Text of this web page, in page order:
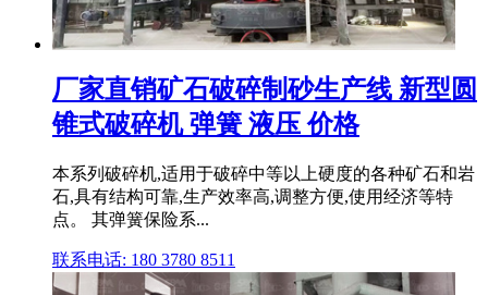
厂家直销矿石破碎制砂生产线 新型圆
锥式破碎机 弹簧 液压 价格
本系列破碎机,适用于破碎中等以上硬度的各种矿石和岩
石,具有结构可靠,生产效率高,调整方便,使用经济等特
点。 其弹簧保险系...
联系电话: 180 3780 8511